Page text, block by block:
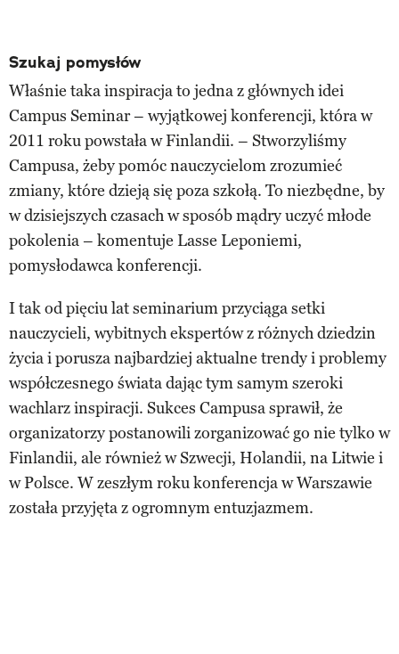
Szukaj pomysłów
Właśnie taka inspiracja to jedna z głównych idei
Campus Seminar – wyjątkowej konferencji, która w
2011 roku powstała w Finlandii. – Stworzyliśmy
Campusa, żeby pomóc nauczycielom zrozumieć
zmiany, które dzieją się poza szkołą. To niezbędne, by
w dzisiejszych czasach w sposób mądry uczyć młode
pokolenia – komentuje Lasse Leponiemi,
pomysłodawca konferencji.
I tak od pięciu lat seminarium przyciąga setki
nauczycieli, wybitnych ekspertów z różnych dziedzin
życia i porusza najbardziej aktualne trendy i problemy
współczesnego świata dając tym samym szeroki
wachlarz inspiracji. Sukces Campusa sprawił, że
organizatorzy postanowili zorganizować go nie tylko w
Finlandii, ale również w Szwecji, Holandii, na Litwie i
w Polsce. W zeszłym roku konferencja w Warszawie
została przyjęta z ogromnym entuzjazmem.